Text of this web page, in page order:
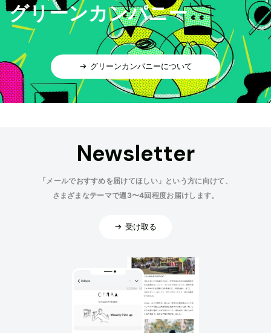
グリーンカンパニー
グリーンカンパニーについて
Newsletter
「メールでおすすめを届けてほしい」という方に向けて、
さまざまなテーマで週3〜4回程度お届けします。
受け取る